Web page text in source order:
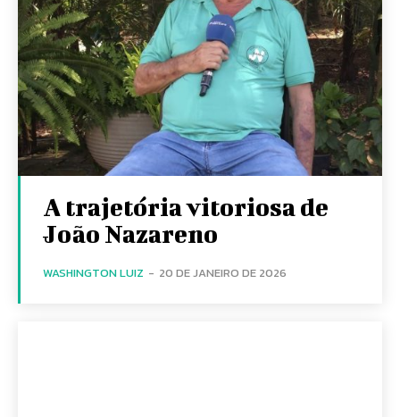
A trajetória vitoriosa de
João Nazareno
WASHINGTON LUIZ - 20 DE JANEIRO DE 2026